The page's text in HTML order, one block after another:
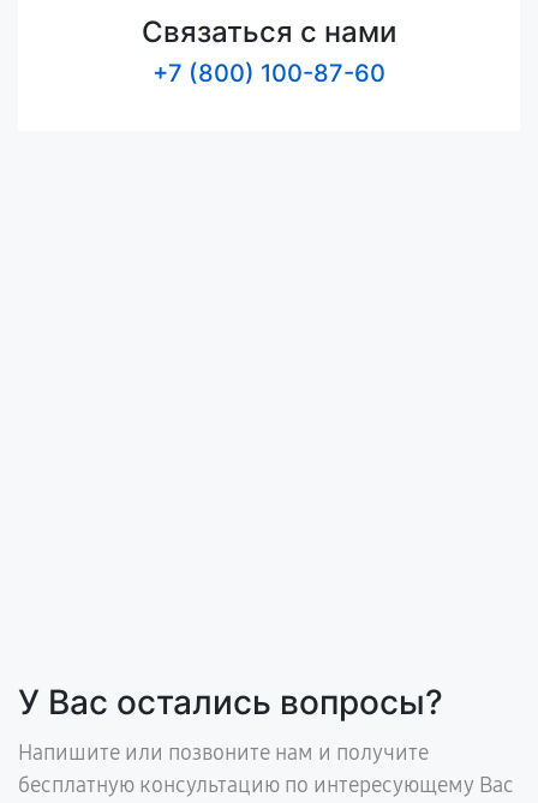
Связаться с нами
+7 (800) 100-87-60
У Вас остались вопросы?
Напишите или позвоните нам и получите
бесплатную консультацию по интересующему Вас